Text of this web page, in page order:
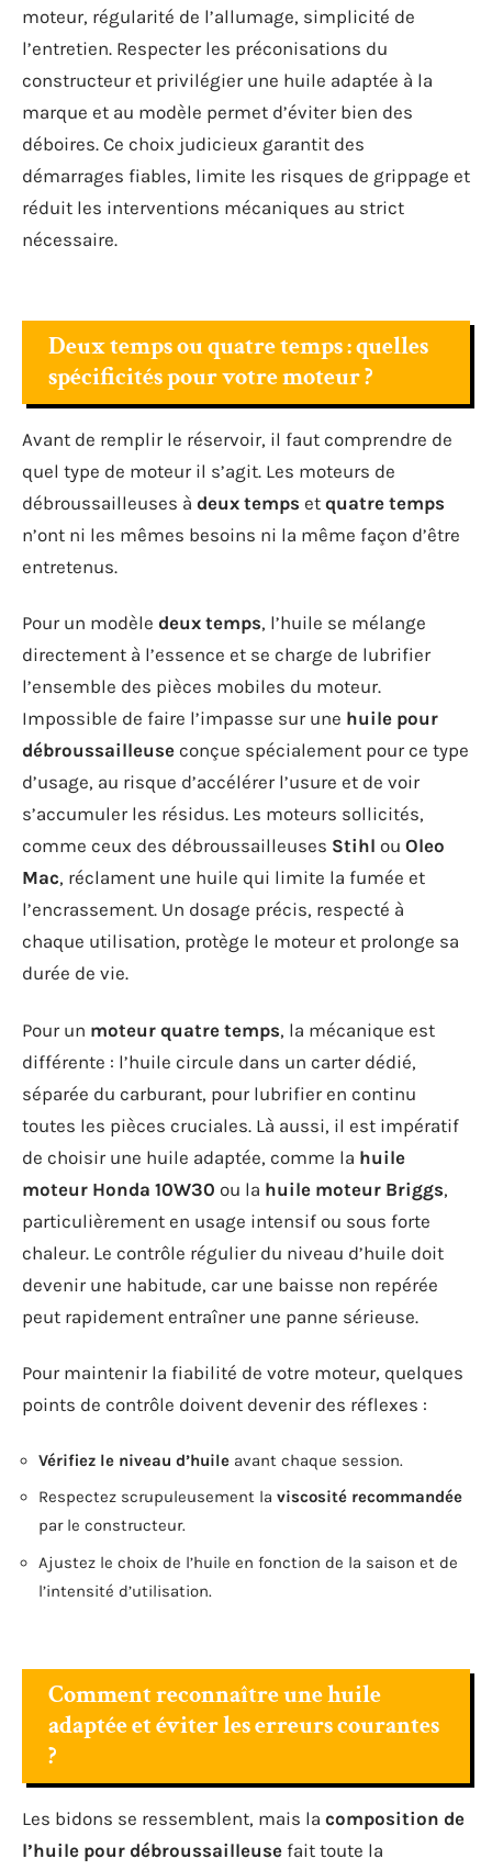
moteur, régularité de l’allumage, simplicité de
l’entretien. Respecter les préconisations du
constructeur et privilégier une huile adaptée à la
marque et au modèle permet d’éviter bien des
déboires. Ce choix judicieux garantit des
démarrages fiables, limite les risques de grippage et
réduit les interventions mécaniques au strict
nécessaire.
Deux temps ou quatre temps : quelles
spécificités pour votre moteur ?
Avant de remplir le réservoir, il faut comprendre de
quel type de moteur il s’agit. Les moteurs de
débroussailleuses à deux temps et quatre temps
n’ont ni les mêmes besoins ni la même façon d’être
entretenus.
Pour un modèle deux temps, l’huile se mélange
directement à l’essence et se charge de lubrifier
l’ensemble des pièces mobiles du moteur.
Impossible de faire l’impasse sur une huile pour
débroussailleuse conçue spécialement pour ce type
d’usage, au risque d’accélérer l’usure et de voir
s’accumuler les résidus. Les moteurs sollicités,
comme ceux des débroussailleuses Stihl ou Oleo
Mac, réclament une huile qui limite la fumée et
l’encrassement. Un dosage précis, respecté à
chaque utilisation, protège le moteur et prolonge sa
durée de vie.
Pour un moteur quatre temps, la mécanique est
différente : l’huile circule dans un carter dédié,
séparée du carburant, pour lubrifier en continu
toutes les pièces cruciales. Là aussi, il est impératif
de choisir une huile adaptée, comme la huile
moteur Honda 10W30 ou la huile moteur Briggs,
particulièrement en usage intensif ou sous forte
chaleur. Le contrôle régulier du niveau d’huile doit
devenir une habitude, car une baisse non repérée
peut rapidement entraîner une panne sérieuse.
Pour maintenir la fiabilité de votre moteur, quelques
points de contrôle doivent devenir des réflexes :
Vérifiez le niveau d’huile avant chaque session.
Respectez scrupuleusement la viscosité recommandée
par le constructeur.
Ajustez le choix de l’huile en fonction de la saison et de
l’intensité d’utilisation.
Comment reconnaître une huile
adaptée et éviter les erreurs courantes
?
Les bidons se ressemblent, mais la composition de
l’huile pour débroussailleuse fait toute la